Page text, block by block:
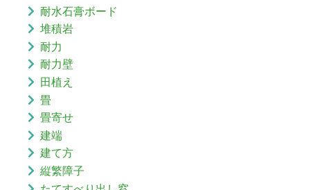
耐水石膏ボード
堆積岩
耐力
耐力壁
田植え
畳
畳寄せ
建端
建て方
縦繁障子